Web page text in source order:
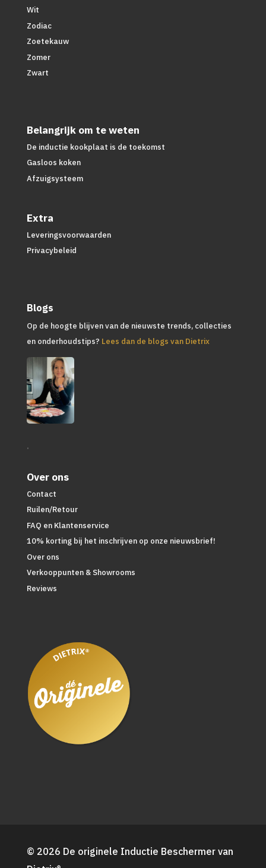
Wit
Zodiac
Zoetekauw
Zomer
Zwart
Belangrijk om te weten
De inductie kookplaat is de toekomst
Gasloos koken
Afzuigsysteem
Extra
Leveringsvoorwaarden
Privacybeleid
Blogs
Op de hoogte blijven van de nieuwste trends, collecties
en onderhoudstips? Lees dan de blogs van Dietrix
.
Over ons
Contact
Ruilen/Retour
FAQ en Klantenservice
10% korting bij het inschrijven op onze nieuwsbrief!
Over ons
Verkooppunten & Showrooms
Reviews
© 2026 De originele Inductie Beschermer van